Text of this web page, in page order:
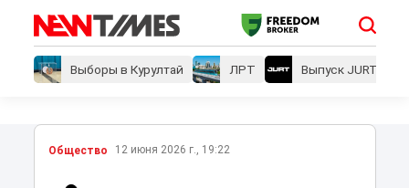
Выборы в Курултай ЛРТ Выпуск JURT
Общество 12 июня 2026 г., 19:22